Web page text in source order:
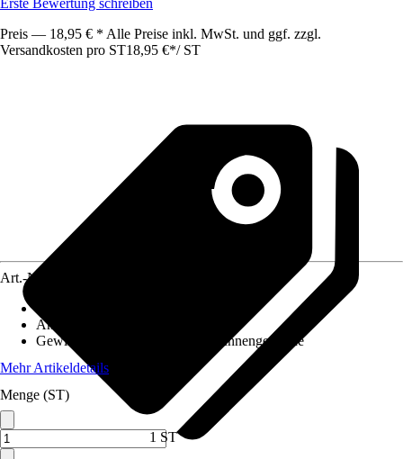
Erste Bewertung schreiben
Preis — 18,95 € * Alle Preise inkl. MwSt. und ggf. zzgl.
Versandkosten pro ST18,95 €*/ ST
Art.-Nr.
Anwendung
Gewinde-Typ
Aussengewinde / Innengewinde
Mehr Artikeldetails
Menge (ST)
1 ST